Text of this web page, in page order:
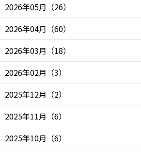
2026年05月 （26）
2026年04月 （60）
2026年03月 （18）
2026年02月 （3）
2025年12月 （2）
2025年11月 （6）
2025年10月 （6）